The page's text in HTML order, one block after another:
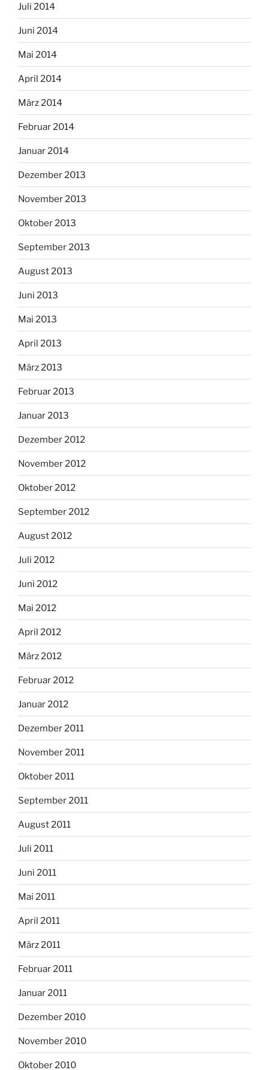
Juli 2014
Juni 2014
Mai 2014
April 2014
März 2014
Februar 2014
Januar 2014
Dezember 2013
November 2013
Oktober 2013
September 2013
August 2013
Juni 2013
Mai 2013
April 2013
März 2013
Februar 2013
Januar 2013
Dezember 2012
November 2012
Oktober 2012
September 2012
August 2012
Juli 2012
Juni 2012
Mai 2012
April 2012
März 2012
Februar 2012
Januar 2012
Dezember 2011
November 2011
Oktober 2011
September 2011
August 2011
Juli 2011
Juni 2011
Mai 2011
April 2011
März 2011
Februar 2011
Januar 2011
Dezember 2010
November 2010
Oktober 2010